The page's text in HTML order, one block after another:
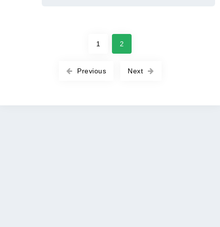
Previous
1 2
Next